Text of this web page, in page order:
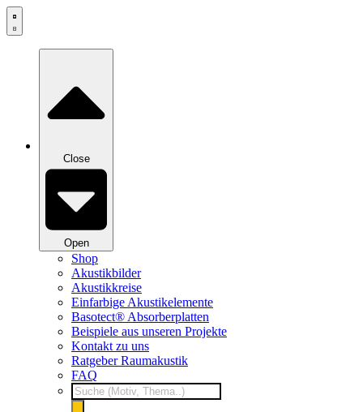
Zum
Inhalt
Close
Open
Shop
Akustikbilder
Akustikkreise
Einfarbige Akustikelemente
Basotect® Absorberplatten
Beispiele aus unseren Projekte
Kontakt zu uns
Ratgeber Raumakustik
FAQ
Products
search